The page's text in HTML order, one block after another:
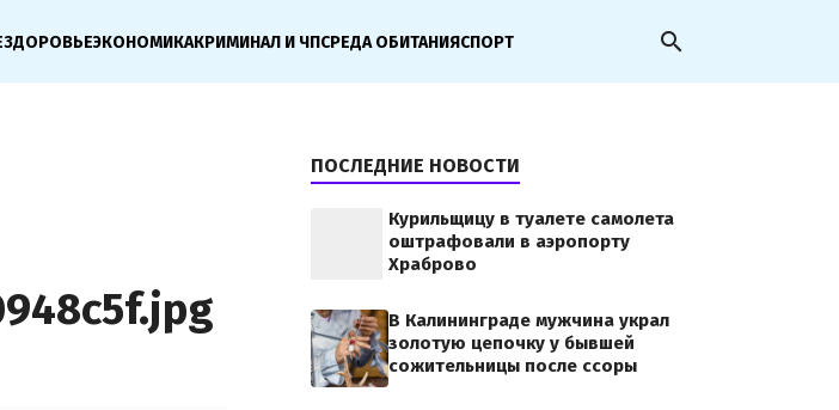
ЗДОРОВЬЕЭКОНОМИКАКРИМИНАЛ И ЧПСРЕДА ОБИТАНИЯСПОРТ search
ПОСЛЕДНИЕ НОВОСТИ
Курильщицу в туалете самолета
оштрафовали в аэропорту
Храброво
В Калининграде мужчина украл
золотую цепочку у бывшей
сожительницы после ссоры